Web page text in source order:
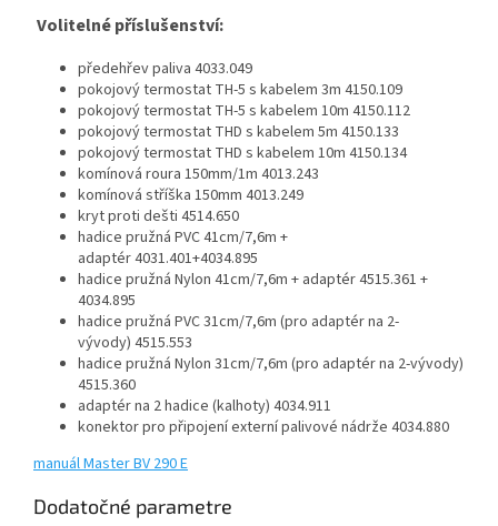
Volitelné příslušenství:
předehřev paliva 4033.049
pokojový termostat TH-5 s kabelem 3m 4150.109
pokojový termostat TH-5 s kabelem 10m 4150.112
pokojový termostat THD s kabelem 5m 4150.133
pokojový termostat THD s kabelem 10m 4150.134
komínová roura 150mm/1m 4013.243
komínová stříška 150mm 4013.249
kryt proti dešti 4514.650
hadice pružná PVC 41cm/7,6m +
adaptér4031.401+4034.895
hadice pružná Nylon 41cm/7,6m + adaptér4515.361 +
4034.895
hadice pružná PVC 31cm/7,6m (pro adaptér na 2-
vývody) 4515.553
hadice pružná Nylon 31cm/7,6m (pro adaptér na 2-vývody)
4515.360
adaptér na 2 hadice (kalhoty) 4034.911
konektor pro připojení externí palivové nádrže 4034.880
manuál Master BV 290 E
Dodatočné parametre